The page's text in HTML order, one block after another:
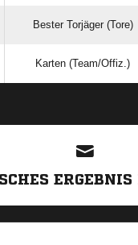
Bester Torjäger (Tore)
Karten (Team/Offiz.)
ERGEBNIS